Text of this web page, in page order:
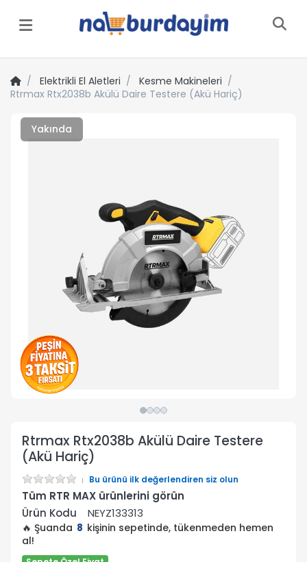
Menü
Elektrikli El Aletleri
Kesme Makineleri
Rtrmax Rtx2038b Akülü Daire Testere (Akü Hariç)
Yakında
Rtrmax Rtx2038b Akülü Daire Testere
(Akü Hariç)
Bu ürünü ilk değerlendiren siz olun
Tüm RTR MAX ürünlerini görün
Ürün Kodu
NEYZ133313
🔥 Şuanda 8 kişinin sepetinde, tükenmeden hemen
al!